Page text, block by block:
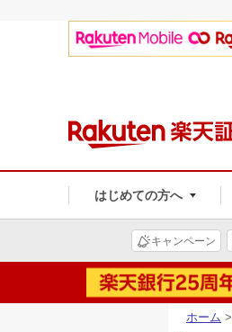
はじめての方へ
キャンペーン
ホーム >